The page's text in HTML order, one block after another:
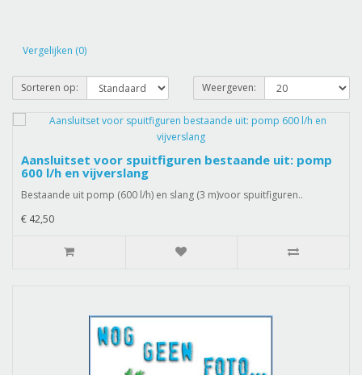
Vergelijken (0)
Sorteren op: Weergeven:
Aansluitset voor spuitfiguren bestaande uit: pomp
600 l/h en vijverslang
Bestaande uit pomp (600 l/h) en slang (3 m)voor spuitfiguren..
€ 42,50